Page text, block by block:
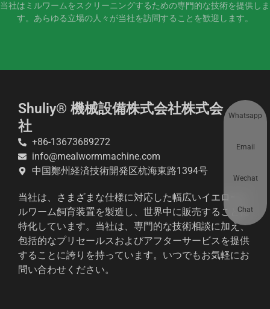
当社はミルワームをスクリーニングするための専門的な技術を提供しま
す。あらゆる立場の人々が当社を訪問することを歓迎します。
Shuliy® 機械設備株式会社株式会
社
+86-13673689272
info@mealwormmachine.com
中国鄭州経済技術開発区杭海東路1394号
当社は、さまざまな仕様に対応した幅広いイエローミ
ルワーム飼育装置を製造し、世界中に販売することに
特化しています。当社は、専門的な技術相談に加え、
包括的なプリセールスおよびアフターサービスを提供
することに誇りを持っています。いつでもお気軽にお
問い合わせください。
Whatsapp
Email
Wechat
Chat